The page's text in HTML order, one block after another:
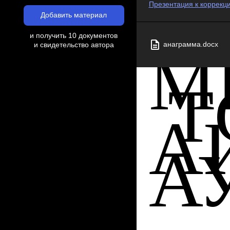
Добавить материал
и получить 10 документов
и свидетельство автора
Презентация к
анаграмма.docx